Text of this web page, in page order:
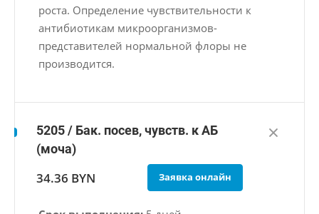
роста. Определение чувствительности к
антибиотикам микроорганизмов-
представителей нормальной флоры не
производится.
5205 / Бак. посев, чувств. к АБ
(моча)
34.36 BYN Заявка онлайн